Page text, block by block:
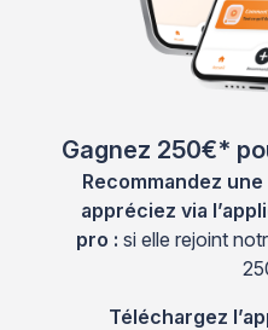
Gagnez 250€*
Recommandez
appréciez via
pro : si elle rejoint
Téléchargez